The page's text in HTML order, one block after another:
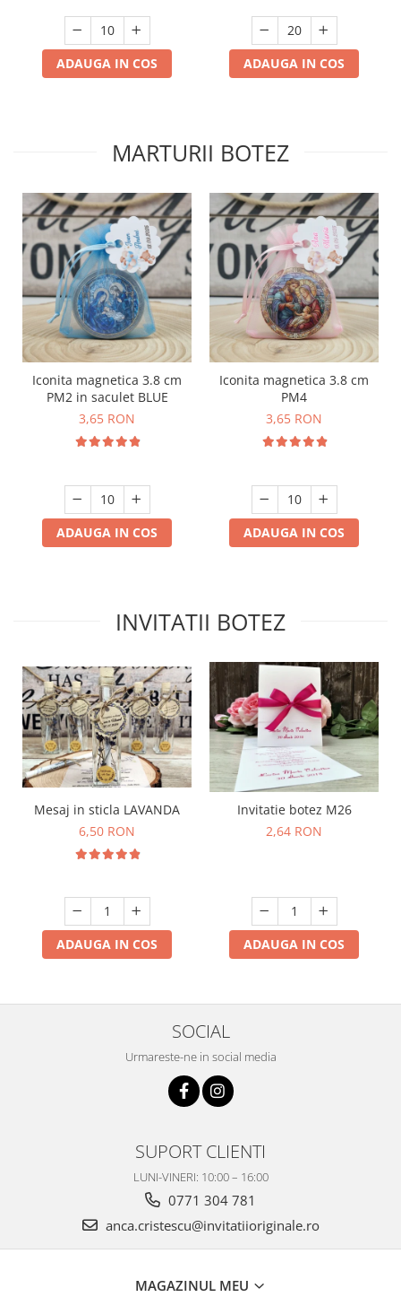
ADAUGA IN COS ADAUGA IN COS
MARTURII BOTEZ
Iconita magnetica 3.8 cm
PM2 in saculet BLUE
3,65 RON
ADAUGA IN COS
Iconita magnetica 3.8 cm
PM4
3,65 RON
ADAUGA IN COS
INVITATII BOTEZ
Mesaj in sticla LAVANDA
6,50 RON
ADAUGA IN COS
Invitatie botez M26
2,64 RON
ADAUGA IN COS
SOCIAL
Urmareste-ne in social media
SUPORT CLIENTI
LUNI-VINERI: 10:00 – 16:00
0771 304 781
anca.cristescu@invitatiioriginale.ro
MAGAZINUL MEU